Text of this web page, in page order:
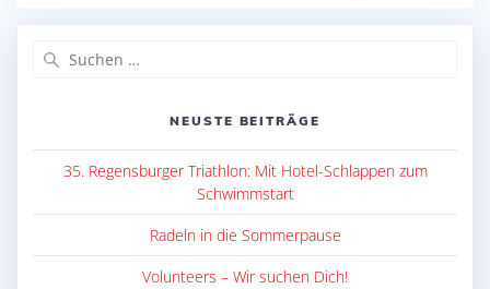
NEUSTE BEITRÄGE
35. Regensburger Triathlon: Mit Hotel-Schlappen zum
Schwimmstart
Radeln in die Sommerpause
Volunteers – Wir suchen Dich!